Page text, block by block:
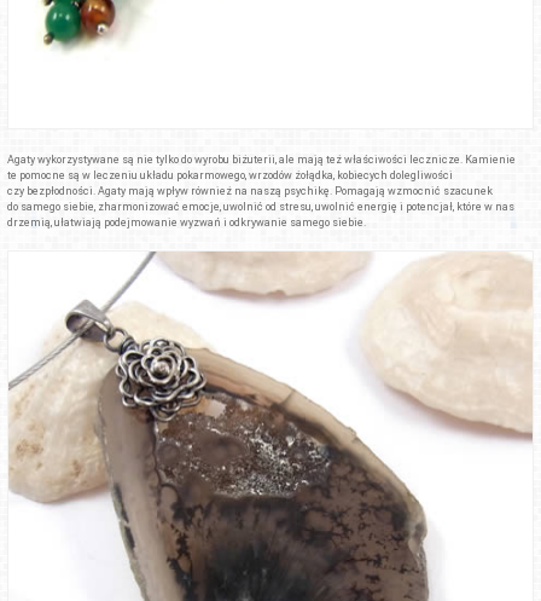
Agaty wykorzystywane są nie tylko do wyrobu biżuterii, ale mają też właściwości lecznicze. Kamienie
te pomocne są w leczeniu układu pokarmowego, wrzodów żołądka, kobiecych dolegliwości
czy bezpłodności. Agaty mają wpływ również na naszą psychikę. Pomagają wzmocnić szacunek
do samego siebie, zharmonizować emocje, uwolnić od stresu, uwolnić energię i potencjał, które w nas
drzemią, ułatwiają podejmowanie wyzwań i odkrywanie samego siebie.